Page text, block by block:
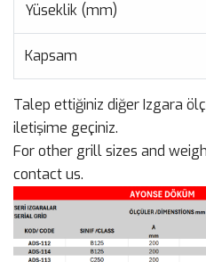
Yüseklik (mm)
Kapsam
Talep ettiğiniz diğer Izgara
iletişime geçiniz.
For other grill sizes and
contact us.